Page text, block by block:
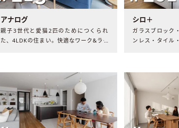
アナログ
親子3世代と愛猫2匹のためにつくられ
た、4LDKの住まい。快適なワーク&ライ
シロ＋
ガラスブロック
ンレス・タイル